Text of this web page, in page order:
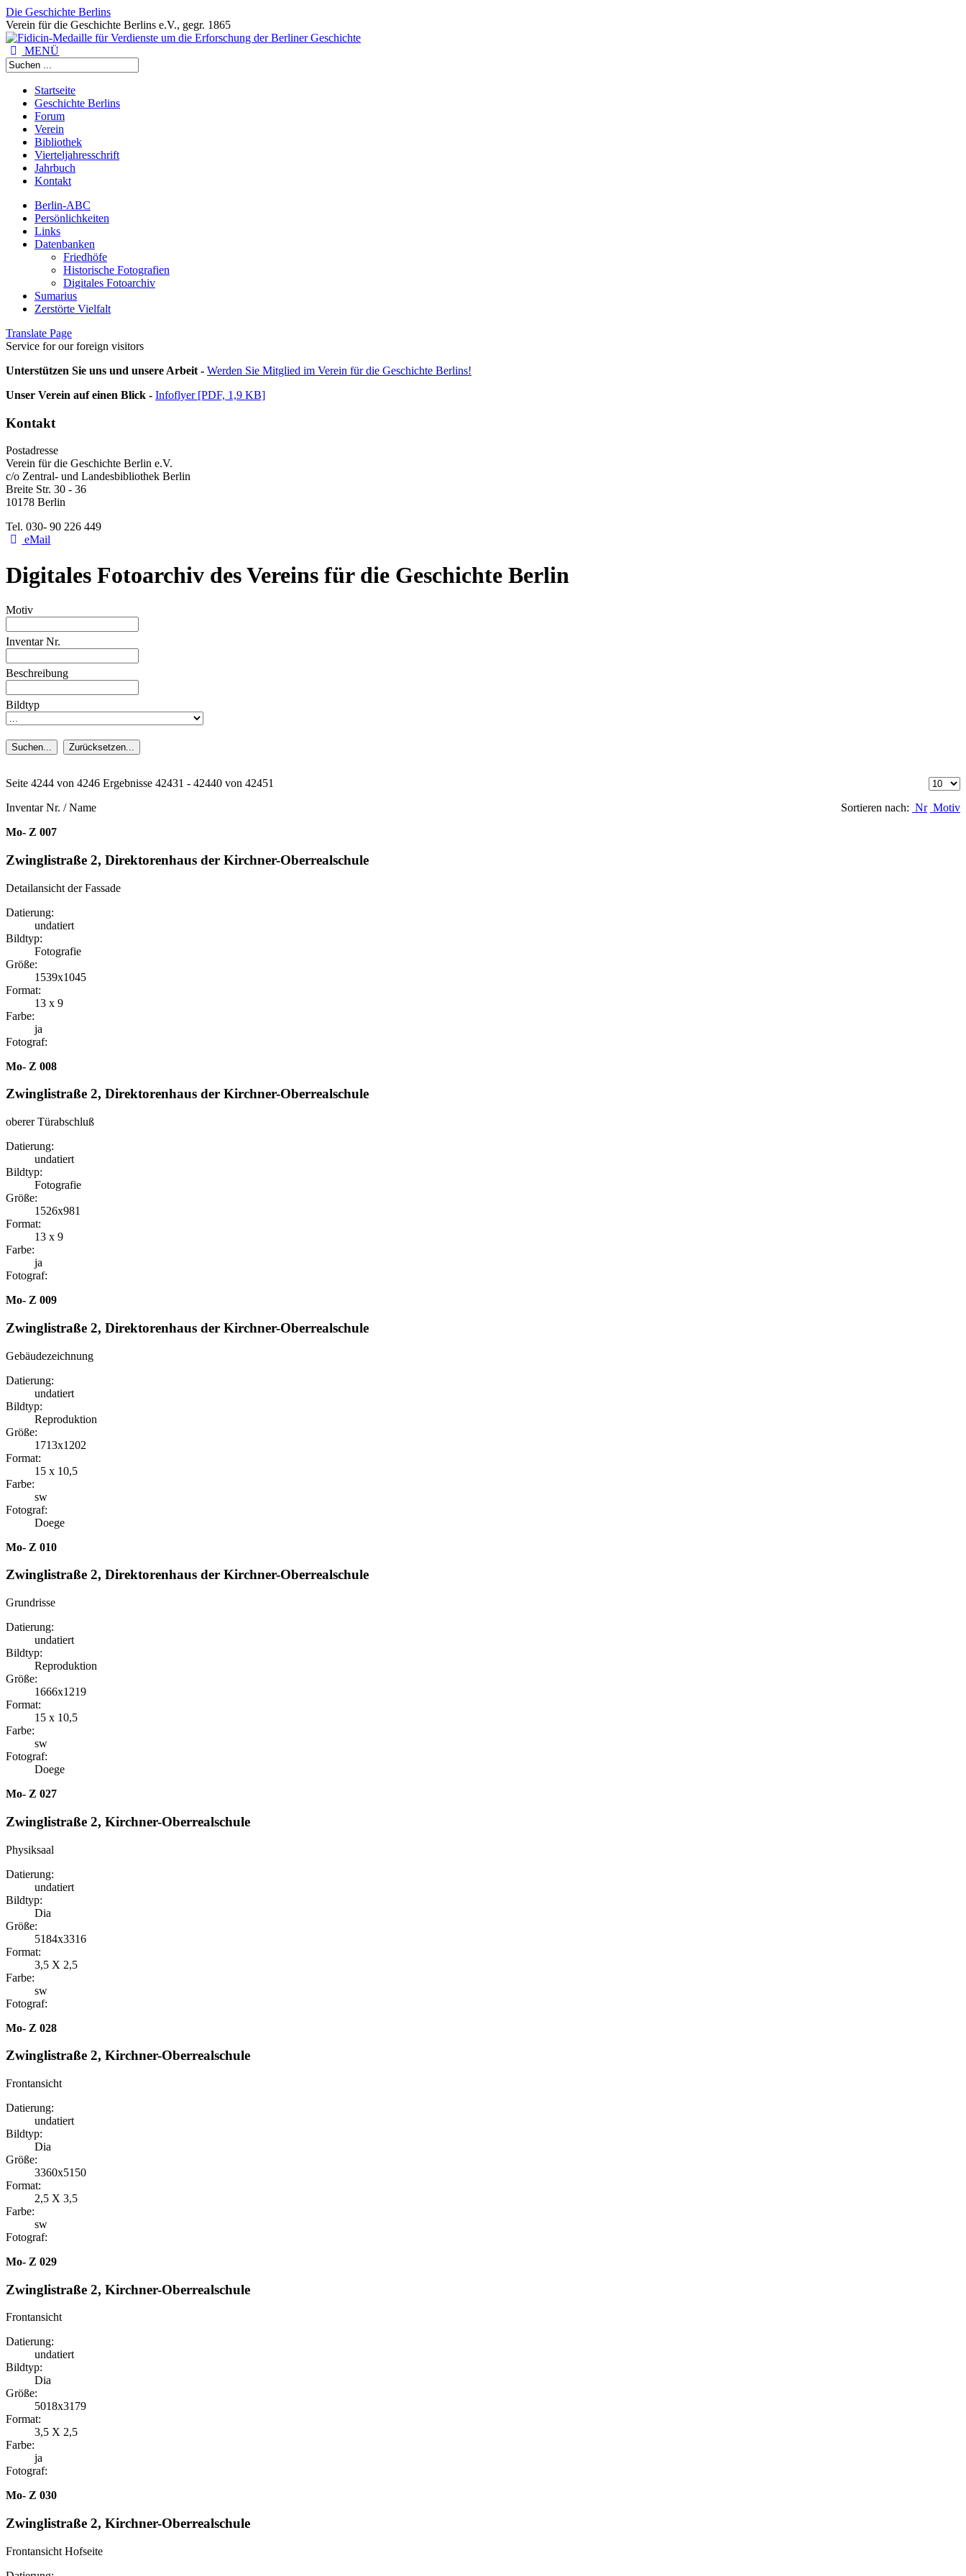
Die Geschichte Berlins
Verein für die Geschichte Berlins e.V., gegr. 1865
MENÜ
Startseite
Geschichte Berlins
Forum
Verein
Bibliothek
Vierteljahresschrift
Jahrbuch
Kontakt
Berlin-ABC
Persönlichkeiten
Links
Datenbanken
Friedhöfe
Historische Fotografien
Digitales Fotoarchiv
Sumarius
Zerstörte Vielfalt
Translate Page
Service for our foreign visitors
Unterstützen Sie uns und unsere Arbeit - Werden Sie Mitglied im Verein für die Geschichte Berlins!
Unser Verein auf einen Blick - Infoflyer [PDF, 1,9 KB]
Kontakt
Postadresse
Verein für die Geschichte Berlin e.V.
c/o Zentral- und Landesbibliothek Berlin
Breite Str. 30 - 36
10178 Berlin
Tel. 030- 90 226 449
eMail
Digitales Fotoarchiv des Vereins für die Geschichte Berlin
Motiv
Inventar Nr.
Beschreibung
Bildtyp
Suchen... Zurücksetzen...
Seite 4244 von 4246 Ergebnisse 42431 - 42440 von 42451
Inventar Nr. / Name
Sortieren nach: Nr Motiv
Mo- Z 007
Zwinglistraße 2, Direktorenhaus der Kirchner-Oberrealschule
Detailansicht der Fassade
Datierung:
undatiert
Bildtyp:
Fotografie
Größe:
1539x1045
Format:
13 x 9
Farbe:
ja
Fotograf:
Mo- Z 008
Zwinglistraße 2, Direktorenhaus der Kirchner-Oberrealschule
oberer Türabschluß
Datierung:
undatiert
Bildtyp:
Fotografie
Größe:
1526x981
Format:
13 x 9
Farbe:
ja
Fotograf:
Mo- Z 009
Zwinglistraße 2, Direktorenhaus der Kirchner-Oberrealschule
Gebäudezeichnung
Datierung:
undatiert
Bildtyp:
Reproduktion
Größe:
1713x1202
Format:
15 x 10,5
Farbe:
sw
Fotograf:
Doege
Mo- Z 010
Zwinglistraße 2, Direktorenhaus der Kirchner-Oberrealschule
Grundrisse
Datierung:
undatiert
Bildtyp:
Reproduktion
Größe:
1666x1219
Format:
15 x 10,5
Farbe:
sw
Fotograf:
Doege
Mo- Z 027
Zwinglistraße 2, Kirchner-Oberrealschule
Physiksaal
Datierung:
undatiert
Bildtyp:
Dia
Größe:
5184x3316
Format:
3,5 X 2,5
Farbe:
sw
Fotograf:
Mo- Z 028
Zwinglistraße 2, Kirchner-Oberrealschule
Frontansicht
Datierung:
undatiert
Bildtyp:
Dia
Größe:
3360x5150
Format:
2,5 X 3,5
Farbe:
sw
Fotograf:
Mo- Z 029
Zwinglistraße 2, Kirchner-Oberrealschule
Frontansicht
Datierung:
undatiert
Bildtyp:
Dia
Größe:
5018x3179
Format:
3,5 X 2,5
Farbe:
ja
Fotograf:
Mo- Z 030
Zwinglistraße 2, Kirchner-Oberrealschule
Frontansicht Hofseite